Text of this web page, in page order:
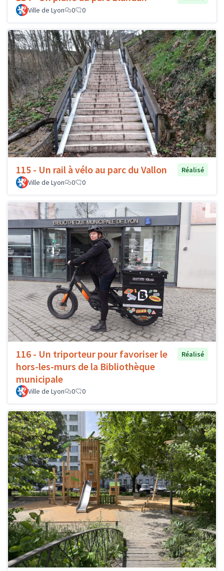
Ville de Lyon
0 0
115 - Un rail à vélo au parc du Vallon
Réalisé
Ville de Lyon
0 0
116 - Un triporteur pour favoriser le
hors-les-murs de la Bibliothèque
municipale
Réalisé
Ville de Lyon 0 0